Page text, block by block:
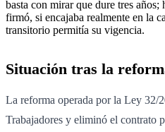
basta con mirar que dure tres
firmó, si encajaba realmente en la
transitorio permitía su vigencia.
Situación tras la
La reforma operada por la Ley 32/
Trabajadores y eliminó el contrato